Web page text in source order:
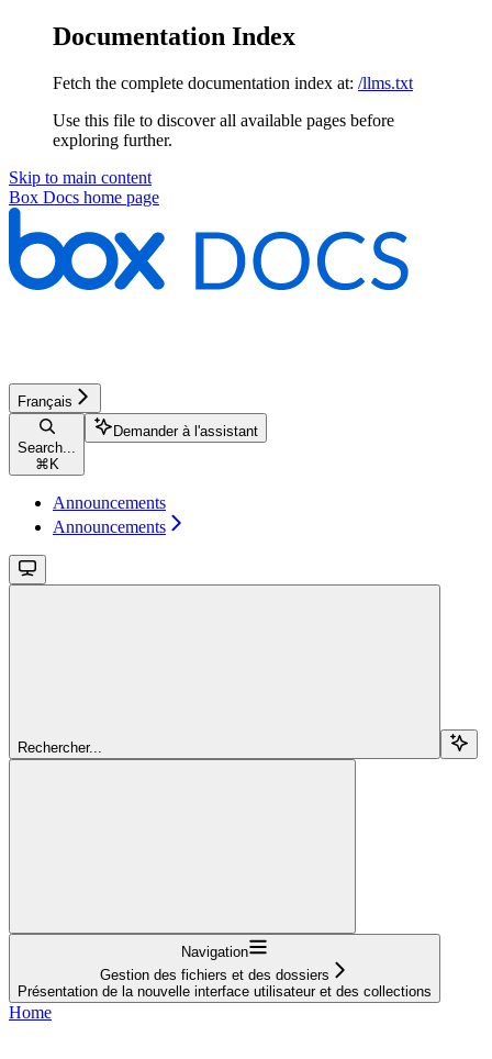
Documentation Index
Fetch the complete documentation index at: /llms.txt
Use this file to discover all available pages before
exploring further.
Skip to main content
Box Docs home page
Français
Search...
⌘ K
Demander à l'assistant
Announcements
Announcements
Rechercher...
Navigation
Gestion des fichiers et des dossiers
Présentation de la nouvelle interface utilisateur et des collections
Home